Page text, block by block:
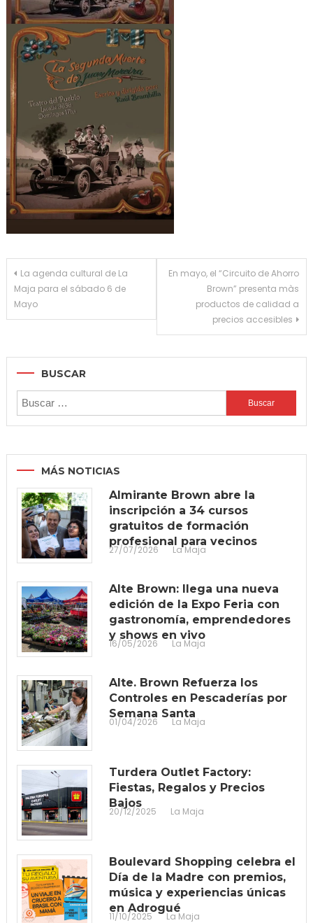
Navegación
de
entradas
La agenda cultural de La
Maja para el sábado 6 de
Mayo
En mayo, el “Circuito de Ahorro
Brown” presenta màs
productos de calidad a
precios accesibles
BUSCAR
Buscar:
MÁS NOTICIAS
Almirante Brown abre la
inscripción a 34 cursos
gratuitos de formación
profesional para vecinos
27/07/2026 La Maja
Alte Brown: llega una nueva
edición de la Expo Feria con
gastronomía, emprendedores
y shows en vivo
16/05/2026 La Maja
Alte. Brown Refuerza los
Controles en Pescaderías por
Semana Santa
01/04/2026 La Maja
Turdera Outlet Factory:
Fiestas, Regalos y Precios
Bajos
20/12/2025 La Maja
Boulevard Shopping celebra el
Día de la Madre con premios,
música y experiencias únicas
en Adrogué
11/10/2025 La Maja